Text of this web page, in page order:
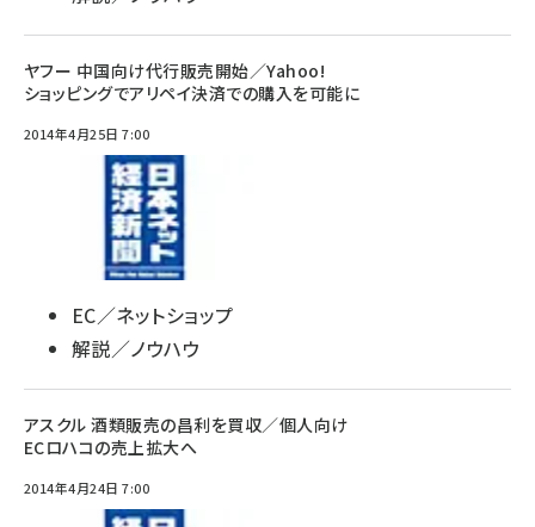
ヤフー 中国向け代行販売開始／Yahoo!
ショッピングでアリペイ決済での購入を可能に
2014年4月25日 7:00
EC／ネットショップ
解説／ノウハウ
アスクル 酒類販売の昌利を買収／個人向け
ECロハコの売上拡大へ
2014年4月24日 7:00